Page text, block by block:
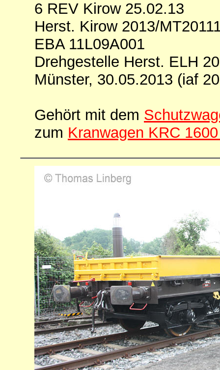
6 REV Kirow 25.02.13
Herst. Kirow 2013/
EBA 11L09A001
Drehgestelle Herst. ELH
Münster, 30.05.2013 (iaf
Gehört mit dem
zum Kranwagen KRC